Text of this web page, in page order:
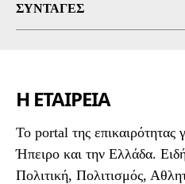
ΣΥΝΤΑΓΈΣ
Η ΕΤΑΙΡΕΙΑ
To portal της επικαιρότητας
Ήπειρο και την Ελλάδα.
Πολιτική, Πολιτισμός,